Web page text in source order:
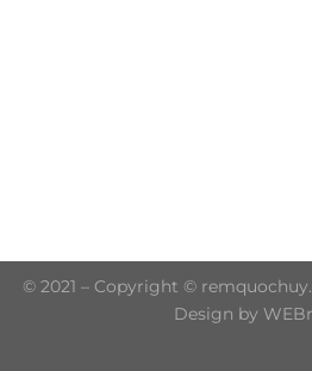
© 2021 – Copyright ©
Design by